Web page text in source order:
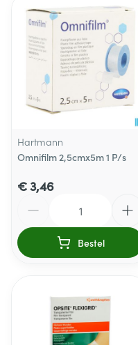
Hartmann
Omnifilm 2,5cmx5m 1 P/s
€ 3,46
Bestel